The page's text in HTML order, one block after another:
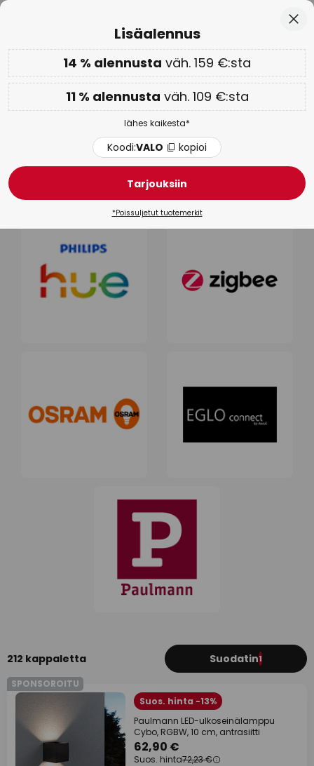
Lisäalennus: 11 % väh. 109 €:sta tai 14 % väh. 159 €:sta
lähes kaikesta
VALO kopioi
Säästöpäivät: jopa -70 % >
Älykoti
Älyvalaistus ulos
212 kappaletta Suodatin1
SPONSOROITU
Suos. hinta -13%
Paulmann LED-ulkoseinälamppu
Cybo, RGBW, 10 cm, antrasiitti
62,90 €
Suos. hinta72,23 €
Lisäalennus
14 % alennusta väh. 159 €:sta
11 % alennusta väh. 109 €:sta
lähes kaikesta*
Koodi:VALO kopioi
Tarjouksiin
*Poissuljetut tuotemerkit